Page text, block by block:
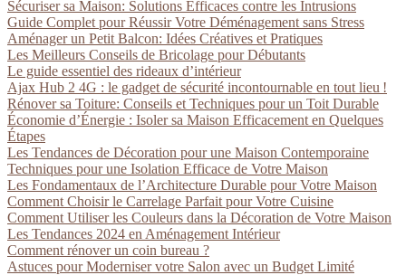
Sécuriser sa Maison: Solutions Efficaces contre les Intrusions
Guide Complet pour Réussir Votre Déménagement sans Stress
Aménager un Petit Balcon: Idées Créatives et Pratiques
Les Meilleurs Conseils de Bricolage pour Débutants
Le guide essentiel des rideaux d’intérieur
Ajax Hub 2 4G : le gadget de sécurité incontournable en tout lieu !
Rénover sa Toiture: Conseils et Techniques pour un Toit Durable
Économie d’Énergie : Isoler sa Maison Efficacement en Quelques
Étapes
Les Tendances de Décoration pour une Maison Contemporaine
Techniques pour une Isolation Efficace de Votre Maison
Les Fondamentaux de l’Architecture Durable pour Votre Maison
Comment Choisir le Carrelage Parfait pour Votre Cuisine
Comment Utiliser les Couleurs dans la Décoration de Votre Maison
Les Tendances 2024 en Aménagement Intérieur
Comment rénover un coin bureau ?
Astuces pour Moderniser votre Salon avec un Budget Limité